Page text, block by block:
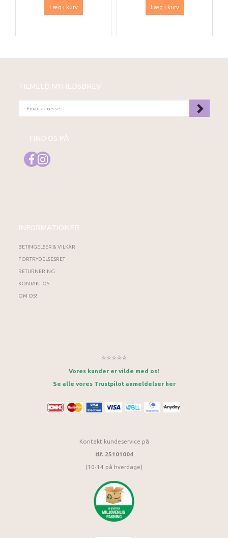
Læg i kurv Læg i kurv
TILMELD NYHEDSBREV
ADRESSE
FIND OS PÅ
INFORMATIONER
BETINGELSER & VILKÅR
FORTRYDELSESRET
RETURNERING
KONTAKT OS
OM OS!
⭐⭐⭐⭐⭐
Vores kunder er vilde med os!
Se alle vores Trustpilot anmeldelser her
Kontakt kundeservice på
tlf. 25101004
(10-14 på hverdage)